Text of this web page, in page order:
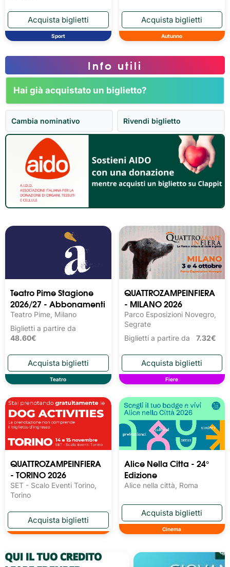
Sport Autunno
Teatro Pime Stagione
2026/27 - Abbonamenti
Teatro Pime, Milano
Biglietti a partire da
48.60€
Teatro
QUATTROZAMPEINFIERA
- MILANO 2026
Parco Esposizioni Novegro,
Segrate
Biglietti a partire da 7.32€
Fiere
QUATTROZAMPEINFIERA
- TORINO 2026
SET - Scalo Eventi Torino,
Torino
Alice Nella Citta - 24°
Edizione
Alice nella città, Roma
Cinema
Info utili
Hai già acquistato un biglietto?
Cambia nominativo Rivendi biglietto